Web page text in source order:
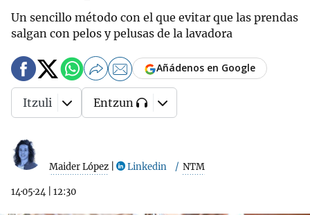
Un sencillo método con el que evitar que las prendas
salgan con pelos y pelusas de la lavadora
Maider López Linkedin NTM
14·05·24 12:30
Añádenos en Google
Itzuli Entzun